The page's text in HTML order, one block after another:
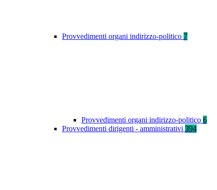
Provvedimenti organi indirizzo-politico 7
Provvedimenti organi indirizzo-politico 6
Provvedimenti dirigenti - amministrativi 394